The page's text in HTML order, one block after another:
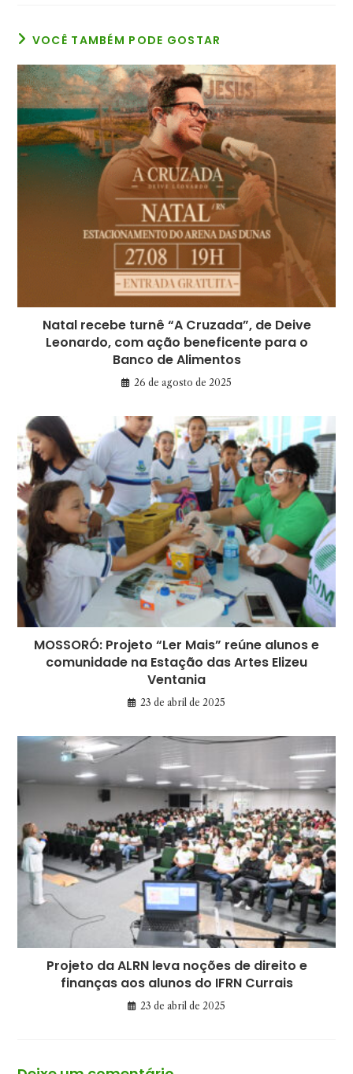
VOCÊ TAMBÉM PODE GOSTAR
Natal recebe turnê “A Cruzada”, de Deive
Leonardo, com ação beneficente para o
Banco de Alimentos
26 de agosto de 2025
MOSSORÓ: Projeto “Ler Mais” reúne alunos e
comunidade na Estação das Artes Elizeu
Ventania
23 de abril de 2025
Projeto da ALRN leva noções de direito e
finanças aos alunos do IFRN Currais
23 de abril de 2025